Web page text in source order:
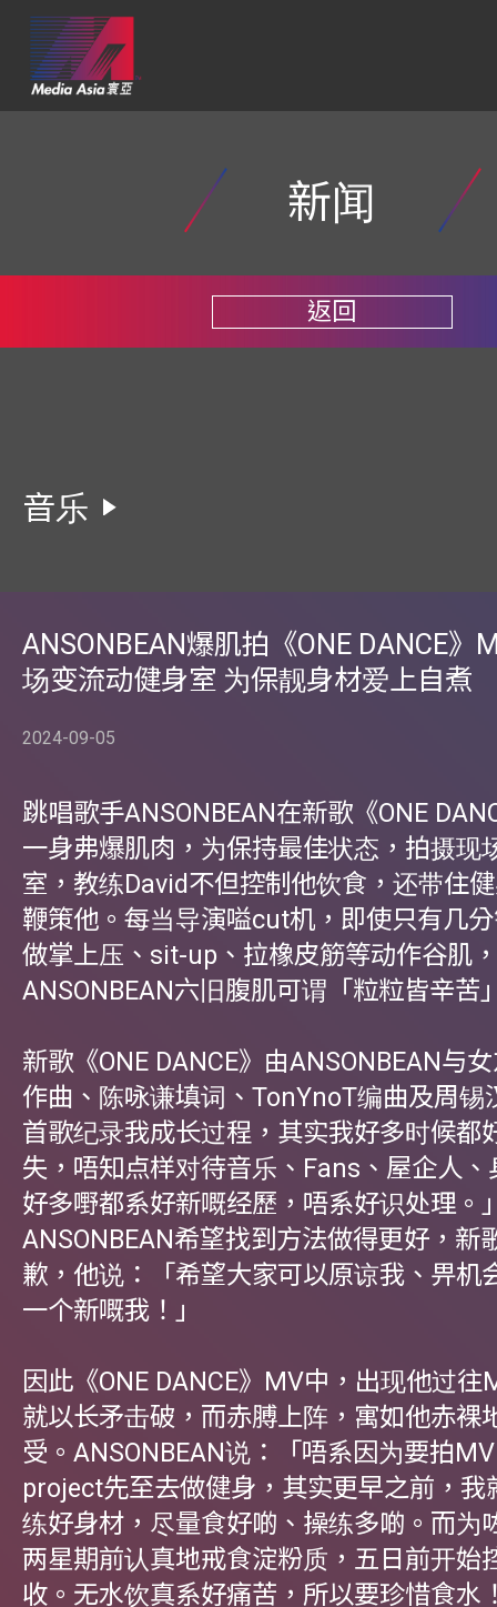
新闻
返回
音乐
ANSONBEAN爆肌拍《ONE DANCE》
场变流动健身室 为保靓身材爱上自煮
2024-09-05
跳唱歌手ANSONBEAN在新歌《ONE
一身弗爆肌肉，为保持最佳状态，拍摄现
室，教练David不但控制他饮食，还带住
鞭策他。每当导演嗌cut机，即使只有几
做掌上压、sit-up、拉橡皮筋等动作谷肌，
ANSONBEAN六旧腹肌可谓「粒粒皆辛苦
新歌《ONE DANCE》由ANSONBEAN与
作曲、陈咏谦填词、TonYnoT编曲及周锡
首歌纪录我成长过程，其实我好多时候都
失，唔知点样对待音乐、Fans、屋企人
好多嘢都系好新嘅经歷，唔系好识处理。
ANSONBEAN希望找到方法做得更好，新
歉，他说：「希望大家可以原谅我、畀机
一个新嘅我！」
因此《ONE DANCE》MV中，出现他过往
就以长矛击破，而赤膊上阵，寓如他赤裸
受。ANSONBEAN说：「唔系因为要拍
project先至去做健身，其实更早之前，我
练好身材，尽量食好啲、操练多啲。而为
两星期前认真地戒食淀粉质，五日前开始
收。无水饮真系好痛苦，所以要珍惜食水